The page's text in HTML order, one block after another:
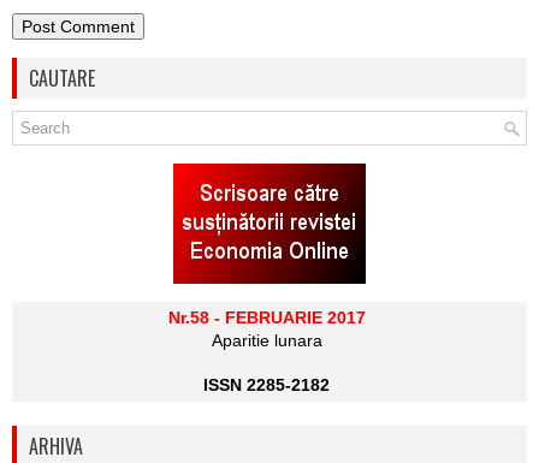
CAUTARE
Nr.58 - FEBRUARIE 2017
Aparitie lunara
ISSN 2285-2182
ARHIVA